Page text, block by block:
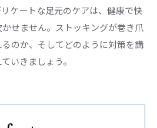
ケートな足元のケアは、健康で快
せません。ストッキングが巻き爪
のか、そしてどのように対策を講
いきましょう。